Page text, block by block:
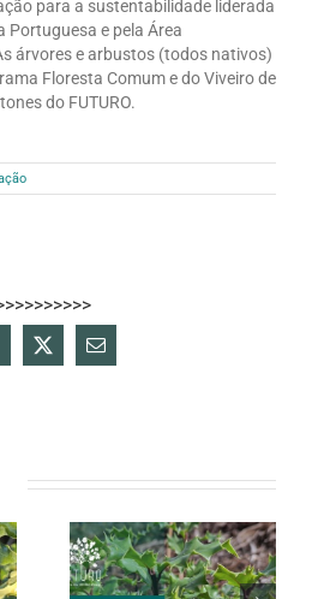
para a sustentabilidade liderada
Portuguesa e pela Área
árvores e arbustos (todos nativos)
Floresta Comum e do Viveiro de
do FUTURO.
X
Email
(necessário